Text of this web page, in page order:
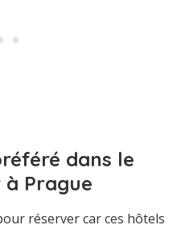
dans le
Prague
réserver car ces hôtels